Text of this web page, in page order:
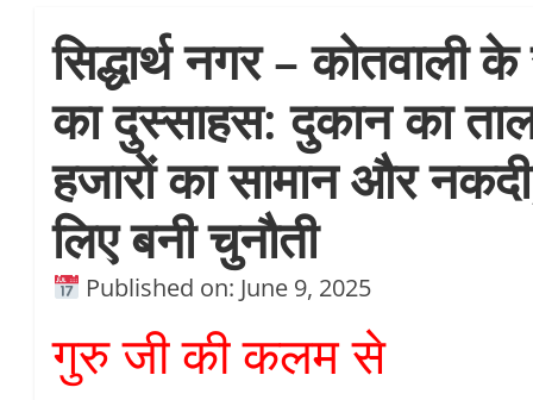
सिद्धार्थ नगर – कोतवाली के
का दुस्साहस: दुकान का
हजारों का सामान और
लिए बनी चुनौती
Published on: June 9, 2025
गुरु जी की कलम से